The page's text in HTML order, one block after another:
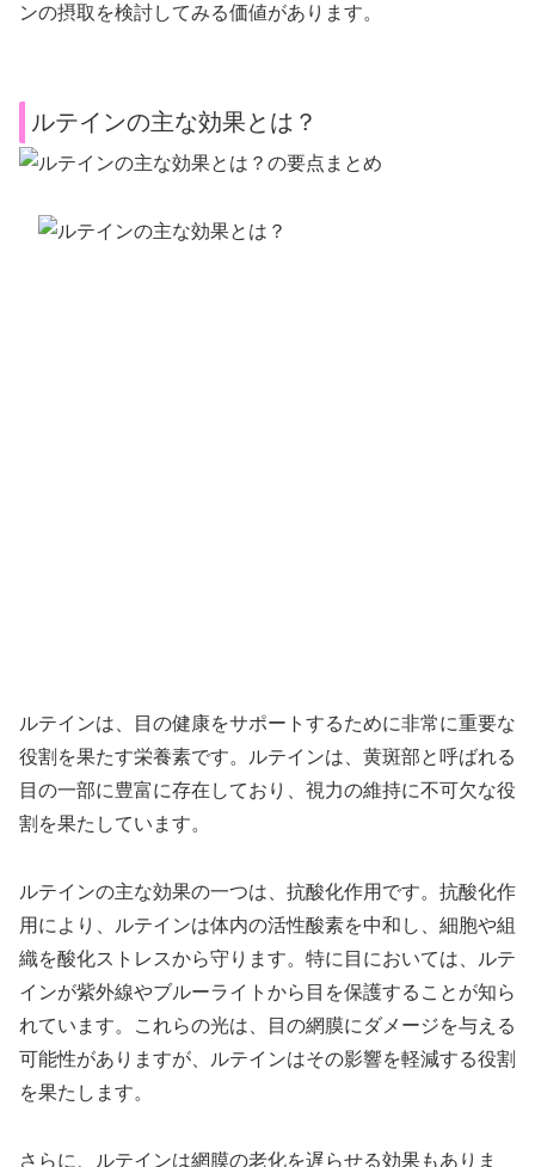
ンの摂取を検討してみる価値があります。
ルテインの主な効果とは？
ルテインは、目の健康をサポートするために非常に重要な
役割を果たす栄養素です。ルテインは、黄斑部と呼ばれる
目の一部に豊富に存在しており、視力の維持に不可欠な役
割を果たしています。
ルテインの主な効果の一つは、抗酸化作用です。抗酸化作
用により、ルテインは体内の活性酸素を中和し、細胞や組
織を酸化ストレスから守ります。特に目においては、ルテ
インが紫外線やブルーライトから目を保護することが知ら
れています。これらの光は、目の網膜にダメージを与える
可能性がありますが、ルテインはその影響を軽減する役割
を果たします。
さらに、ルテインは網膜の老化を遅らせる効果もありま